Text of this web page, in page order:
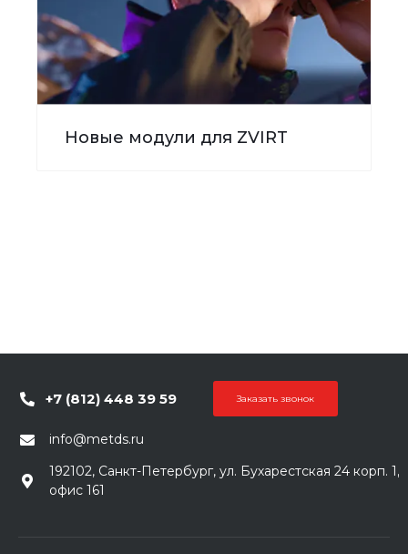
Новые модули для ZVIRT
+7 (812) 448 39 59 Заказать звонок
info@metds.ru
192102, Санкт-Петербург, ул. Бухарестская 24 корп. 1,
офис 161